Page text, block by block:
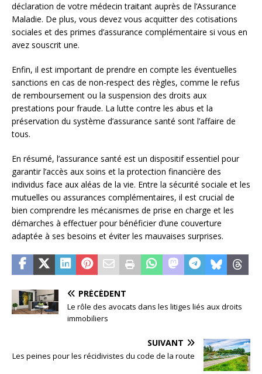
déclaration de votre médecin traitant auprès de l’Assurance
Maladie. De plus, vous devez vous acquitter des cotisations
sociales et des primes d’assurance complémentaire si vous en
avez souscrit une.
Enfin, il est important de prendre en compte les éventuelles
sanctions en cas de non-respect des règles, comme le refus
de remboursement ou la suspension des droits aux
prestations pour fraude. La lutte contre les abus et la
préservation du système d’assurance santé sont l’affaire de
tous.
En résumé, l’assurance santé est un dispositif essentiel pour
garantir l’accès aux soins et la protection financière des
individus face aux aléas de la vie. Entre la sécurité sociale et les
mutuelles ou assurances complémentaires, il est crucial de
bien comprendre les mécanismes de prise en charge et les
démarches à effectuer pour bénéficier d’une couverture
adaptée à ses besoins et éviter les mauvaises surprises.
PRÉCÉDENT
Le rôle des avocats dans les litiges liés aux droits
immobiliers
SUIVANT
Les peines pour les récidivistes du code de la route